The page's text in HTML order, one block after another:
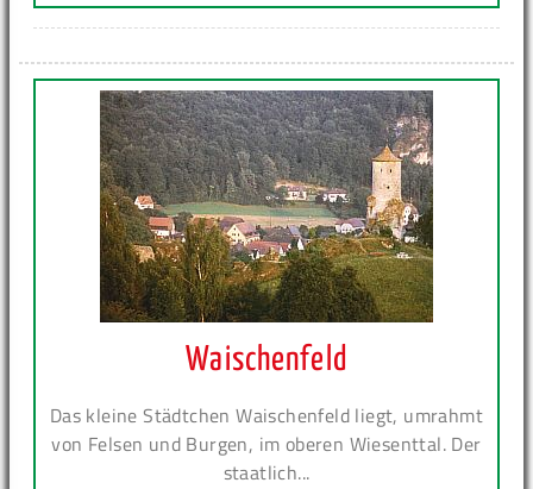
Waischenfeld
Das kleine Städtchen Waischenfeld liegt, umrahmt
von Felsen und Burgen, im oberen Wiesenttal. Der
staatlich...